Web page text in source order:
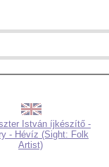
István íjkészítő -
- Hévíz (Sight: Folk
Artist)